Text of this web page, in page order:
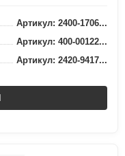
Артикул: 2400-1706...
Артикул: 400-00122...
Артикул: 2420-9417...